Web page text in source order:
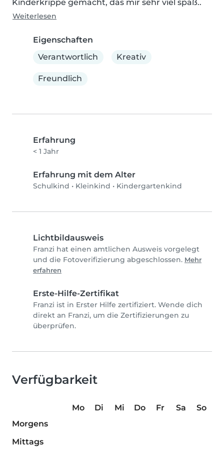
Kinderkrippe gemacht, das mir sehr viel spaß..
Weiterlesen
Eigenschaften
Verantwortlich
Kreativ
Freundlich
Erfahrung
< 1 Jahr
Erfahrung mit dem Alter
Schulkind • Kleinkind • Kindergartenkind
Lichtbildausweis
Franzi hat einen amtlichen Ausweis vorgelegt
und die Fotoverifizierung abgeschlossen. Mehr
erfahren
Erste-Hilfe-Zertifikat
Franzi ist in Erster Hilfe zertifiziert. Wende dich
direkt an Franzi, um die Zertifizierungen zu
überprüfen.
Verfügbarkeit
Mo Di Mi Do Fr Sa
So
Morgens
Mittags